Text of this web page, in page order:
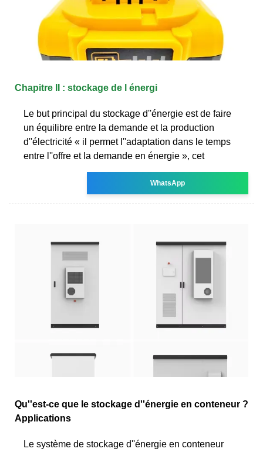
Chapitre II : stockage de l énergi
Le but principal du stockage d''énergie est de faire
un équilibre entre la demande et la production
d''électricité « il permet l''adaptation dans le temps
entre l''offre et la demande en énergie », cet
WhatsApp
Qu''est-ce que le stockage d''énergie en conteneur ?
Applications
Le système de stockage d''énergie en conteneur